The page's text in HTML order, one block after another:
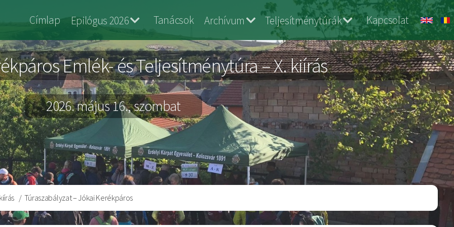
Jokai
Bringa
Címlap Epilógus 2026 Tanácsok Archívum Teljesítménytúrák Kapcsolat
Emlék- és Teljesítménytúra – X. kiírás
2026. május 16., szombat
Túraszabályzat – Jókai Kerékpáros